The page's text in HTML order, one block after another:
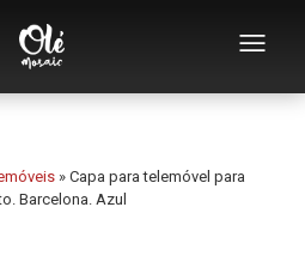
» Capa para telemóvel para
Barcelona. Azul